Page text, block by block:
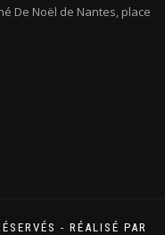
De Noël de Nantes, place
- RÉALISÉ PAR